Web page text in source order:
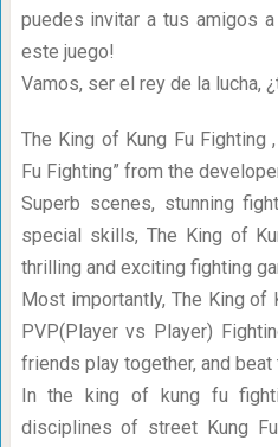
puedes invitar a tus amigos
este juego!
Vamos, ser el rey de la lucha,
The King of Kung Fu Fighting
Fu Fighting” from the
Superb scenes, stunning
special skills, The King of
thrilling and exciting fighting
Most importantly, The King of
PVP(Player vs Player)
friends play together, and
In the king of kung fu
disciplines of street Kung